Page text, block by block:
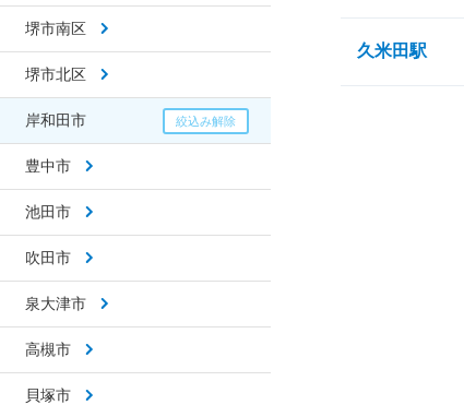
堺市南区
堺市北区
岸和田市
豊中市
池田市
吹田市
泉大津市
高槻市
貝塚市
久米田駅